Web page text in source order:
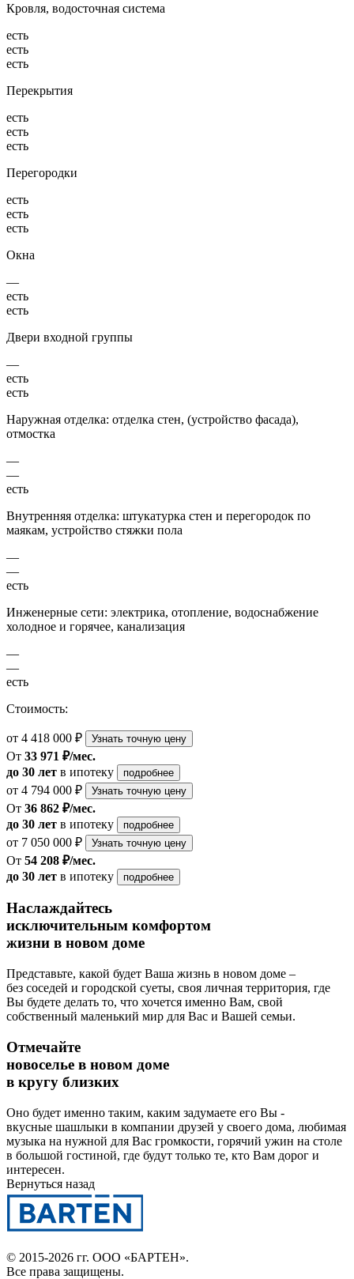
Кровля, водосточная система
есть
есть
есть
Перекрытия
есть
есть
есть
Перегородки
есть
есть
есть
Окна
—
есть
есть
Двери входной группы
—
есть
есть
Наружная отделка: отделка стен, (устройство фасада),
отмостка
—
—
есть
Внутренняя отделка: штукатурка стен и перегородок по
маякам, устройство стяжки пола
—
—
есть
Инженерные сети: электрика, отопление, водоснабжение
холодное и горячее, канализация
—
—
есть
Стоимость:
от 4 418 000 ₽ Узнать точную цену
От 33 971 ₽/мес.
до 30 лет в ипотеку подробнее
от 4 794 000 ₽ Узнать точную цену
От 36 862 ₽/мес.
до 30 лет в ипотеку подробнее
от 7 050 000 ₽ Узнать точную цену
От 54 208 ₽/мес.
до 30 лет в ипотеку подробнее
Наслаждайтесь
исключительным комфортом
жизни в новом доме
Представьте, какой будет Ваша жизнь в новом доме –
без соседей и городской суеты, своя личная территория, где
Вы будете делать то, что хочется именно Вам, свой
собственный маленький мир для Вас и Вашей семьи.
Отмечайте
новоселье в новом доме
в кругу близких
Оно будет именно таким, каким задумаете его Вы -
вкусные шашлыки в компании друзей у своего дома, любимая
музыка на нужной для Вас громкости, горячий ужин на столе
в большой гостиной, где будут только те, кто Вам дорог и
интересен.
Вернуться назад
© 2015-2026 гг. ООО «БАРТЕН».
Все права защищены.